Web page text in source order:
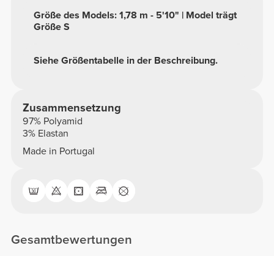
Siehe Größentabelle in der Beschreibung.
Größe des Models: 1,78 m - 5'10" | Model trägt
Größe S
Zusammensetzung
97% Polyamid
3% Elastan
Made in Portugal
Gesamtbewertungen